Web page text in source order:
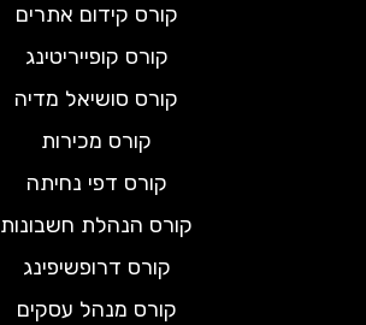
קורס קידום אתרים
קורס קופייריטינג
קורס סושיאל מדיה
קורס מכירות
קורס דפי נחיתה
קורס הנהלת חשבונות
קורס דרופשיפינג
קורס מנהל עסקים